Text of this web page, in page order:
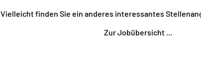
Vielleicht finden Sie ein anderes interessantes
Zur Jobübersicht ...